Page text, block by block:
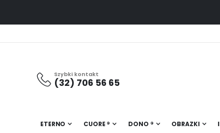
Szybki kontakt
(32) 706 56 65
ETERNO CUORE ® DONO ® OBRAZKI